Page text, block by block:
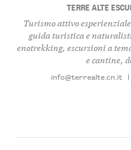
TERRE ALTE
Turismo attivo
guida turistica e
enotrekking, escursioni a
e cantine,
info@terrealte.cn.it |